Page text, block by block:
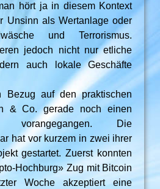
hört ja in diesem Kontext
Unsinn als Wertanlage oder
und Terrorismus.
jedoch nicht nur etliche
auch lokale Geschäfte
auf den praktischen
& Co. gerade noch einen
vorangegangen. Die
hat vor kurzem in zwei ihrer
gestartet. Zuerst konnten
Hochburg» Zug mit Bitcoin
Woche akzeptiert eine